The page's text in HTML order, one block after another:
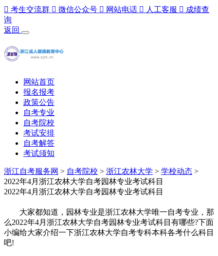
 考生交流群  微信公众号  网站电话  人工客服  成绩查
询
返回
网站首页
报名报考
政策公告
自考专业
自考院校
考试安排
自考解答
考试须知
浙江自考服务网 > 自考院校 > 浙江农林大学 > 学校动态 >
2022年4月浙江农林大学自考园林专业考试科目
2022年4月浙江农林大学自考园林专业考试科目
大家都知道，园林专业是浙江农林大学唯一自考专业，那
么2022年4月浙江农林大学自考园林专业考试科目有哪些?下面
小编给大家介绍一下浙江农林大学自考专科本科各考什么科目
吧!